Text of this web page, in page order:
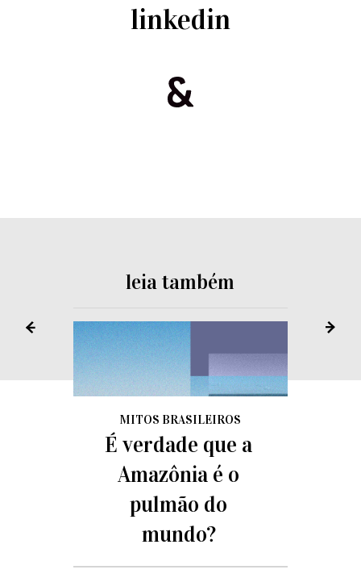
linkedin
leia também
MITOS BRASILEIROS
É verdade que a
Amazônia é o
pulmão do
mundo?